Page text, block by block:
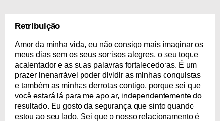
Retribuição
Amor da minha vida, eu não consigo mais imaginar os
meus dias sem os seus sorrisos alegres, o seu toque
acalentador e as suas palavras fortalecedoras. É um
prazer inenarrável poder dividir as minhas conquistas
e também as minhas derrotas contigo, porque sei que
você estará lá para me apoiar, independentemente do
resultado. Eu gosto da segurança que sinto quando
estou ao seu lado. Sei que o nosso relacionamento é